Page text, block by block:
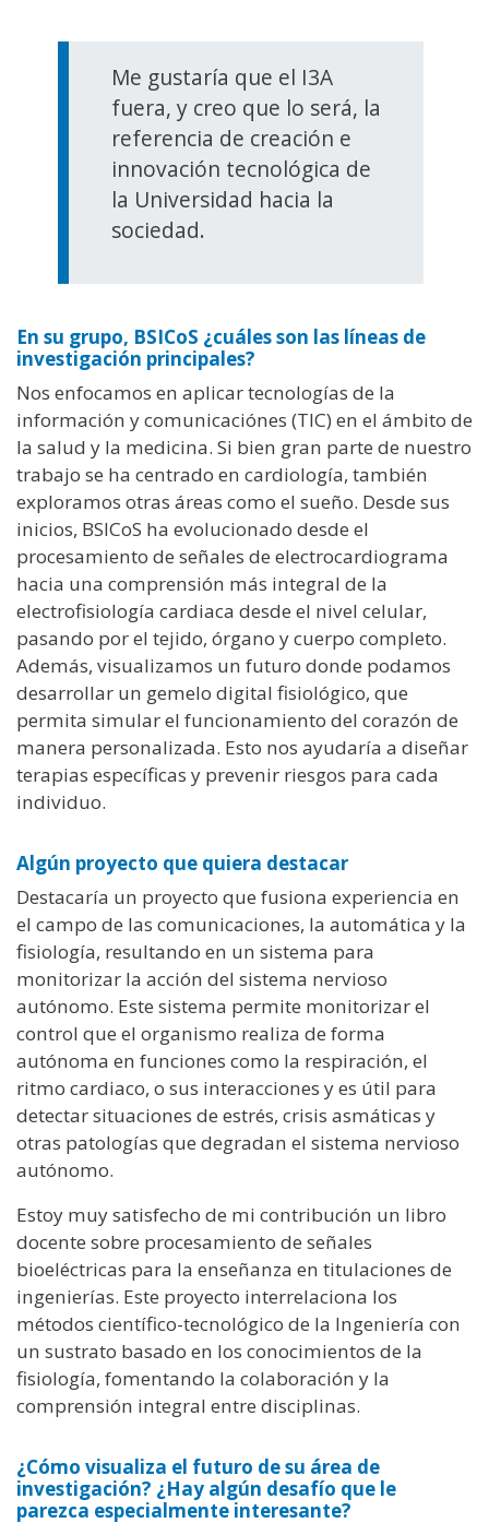
Me gustaría que el I3A
fuera, y creo que lo será, la
referencia de creación e
innovación tecnológica de
la Universidad hacia la
sociedad.
En su grupo, BSICoS ¿cuáles son las líneas de
investigación principales?
Nos enfocamos en aplicar tecnologías de la
información y comunicaciónes (TIC) en el ámbito de
la salud y la medicina. Si bien gran parte de nuestro
trabajo se ha centrado en cardiología, también
exploramos otras áreas como el sueño. Desde sus
inicios, BSICoS ha evolucionado desde el
procesamiento de señales de electrocardiograma
hacia una comprensión más integral de la
electrofisiología cardiaca desde el nivel celular,
pasando por el tejido, órgano y cuerpo completo.
Además, visualizamos un futuro donde podamos
desarrollar un gemelo digital fisiológico, que
permita simular el funcionamiento del corazón de
manera personalizada. Esto nos ayudaría a diseñar
terapias específicas y prevenir riesgos para cada
individuo.
Algún proyecto que quiera destacar
Destacaría un proyecto que fusiona experiencia en
el campo de las comunicaciones, la automática y la
fisiología, resultando en un sistema para
monitorizar la acción del sistema nervioso
autónomo. Este sistema permite monitorizar el
control que el organismo realiza de forma
autónoma en funciones como la respiración, el
ritmo cardiaco, o sus interacciones y es útil para
detectar situaciones de estrés, crisis asmáticas y
otras patologías que degradan el sistema nervioso
autónomo.
Estoy muy satisfecho de mi contribución un libro
docente sobre procesamiento de señales
bioeléctricas para la enseñanza en titulaciones de
ingenierías. Este proyecto interrelaciona los
métodos científico-tecnológico de la Ingeniería con
un sustrato basado en los conocimientos de la
fisiología, fomentando la colaboración y la
comprensión integral entre disciplinas.
¿Cómo visualiza el futuro de su área de
investigación? ¿Hay algún desafío que le
parezca especialmente interesante?